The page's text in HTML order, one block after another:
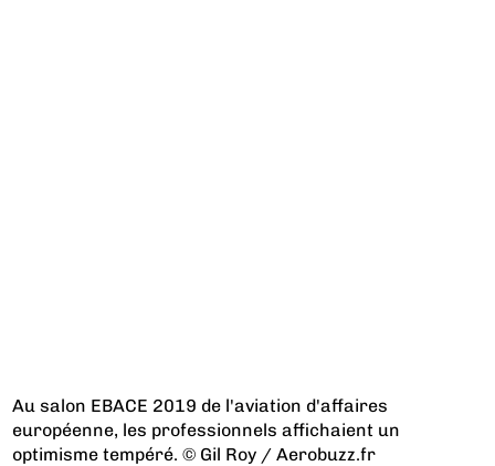
Au salon EBACE 2019 de l'aviation d'affaires
européenne, les professionnels affichaient un
optimisme tempéré. © Gil Roy / Aerobuzz.fr